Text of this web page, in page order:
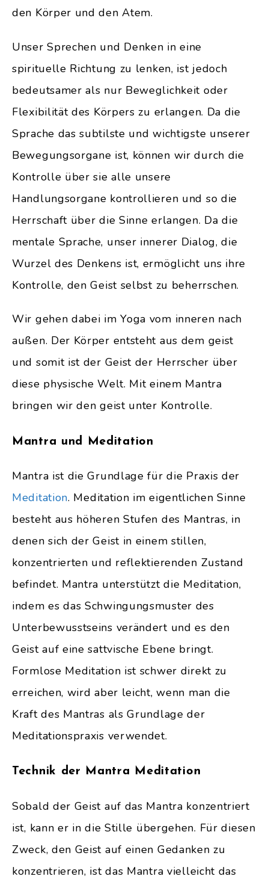
den Körper und den Atem.
Unser Sprechen und Denken in eine
spirituelle Richtung zu lenken, ist jedoch
bedeutsamer als nur Beweglichkeit oder
Flexibilität des Körpers zu erlangen. Da die
Sprache das subtilste und wichtigste unserer
Bewegungsorgane ist, können wir durch die
Kontrolle über sie alle unsere
Handlungsorgane kontrollieren und so die
Herrschaft über die Sinne erlangen. Da die
mentale Sprache, unser innerer Dialog, die
Wurzel des Denkens ist, ermöglicht uns ihre
Kontrolle, den Geist selbst zu beherrschen.
Wir gehen dabei im Yoga vom inneren nach
außen. Der Körper entsteht aus dem geist
und somit ist der Geist der Herrscher über
diese physische Welt. Mit einem Mantra
bringen wir den geist unter Kontrolle.
Mantra und Meditation
Mantra ist die Grundlage für die Praxis der
Meditation. Meditation im eigentlichen Sinne
besteht aus höheren Stufen des Mantras, in
denen sich der Geist in einem stillen,
konzentrierten und reflektierenden Zustand
befindet. Mantra unterstützt die Meditation,
indem es das Schwingungsmuster des
Unterbewusstseins verändert und es den
Geist auf eine sattvische Ebene bringt.
Formlose Meditation ist schwer direkt zu
erreichen, wird aber leicht, wenn man die
Kraft des Mantras als Grundlage der
Meditationspraxis verwendet.
Technik der Mantra Meditation
Sobald der Geist auf das Mantra konzentriert
ist, kann er in die Stille übergehen. Für diesen
Zweck, den Geist auf einen Gedanken zu
konzentrieren, ist das Mantra vielleicht das